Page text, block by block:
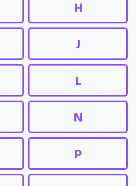
H
J
L
N
P